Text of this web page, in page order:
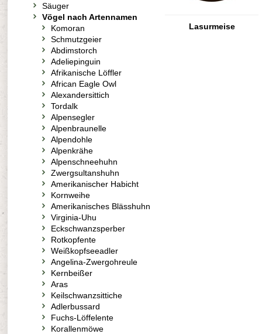
Lasurmeise
Säuger
Vögel nach Artennamen
Komoran
Schmutzgeier
Abdimstorch
Adeliepinguin
Afrikanische Löffler
African Eagle Owl
Alexandersittich
Tordalk
Alpensegler
Alpenbraunelle
Alpendohle
Alpenkrähe
Alpenschneehuhn
Zwergsultanshuhn
Amerikanischer Habicht
Kornweihe
Amerikanisches Blässhuhn
Virginia-Uhu
Eckschwanzsperber
Rotkopfente
Weißkopfseeadler
Angelina-Zwergohreule
Kernbeißer
Aras
Keilschwanzsittiche
Adlerbussard
Fuchs-Löffelente
Korallenmöwe